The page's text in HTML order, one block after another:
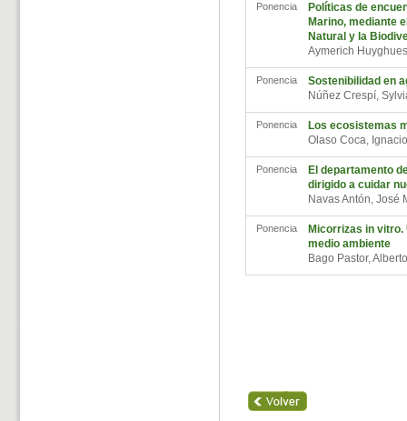
Ponencia
Políticas de
Marino, mediante
Natural y la
Aymerich
Ponencia
Sostenibilidad en
Núñez Crespí,
Ponencia
Los ecosistemas
Olaso Coca,
Ponencia
El departamento
dirigido a cuidar
Navas Antón, José
Ponencia
Micorrizas in
medio ambiente
Bago Pastor,